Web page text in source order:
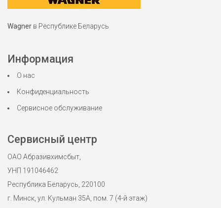
Wagner в Республике Беларусь
Информация
О нас
Конфиденциальность
Сервисное обслуживание
Сервисный центр
ОАО Абразивхимсбыт,
УНП 191046462
Республика Беларусь, 220100
г. Минск, ул. Кульман 35А, пом. 7 (4-й этаж)